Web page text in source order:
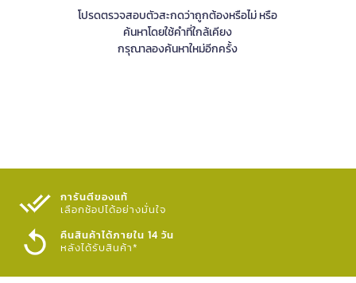
โปรดตรวจสอบตัวสะกดว่าถูกต้องหรือไม่ หรือ
ค้นหาโดยใช้คำที่ใกล้เคียง
กรุณาลองค้นหาใหม่อีกครั้ง
การันตีของแท้
เลือกช้อปได้อย่างมั่นใจ​
คืนสินค้าได้ภายใน 14 วัน
หลังได้รับสินค้า*